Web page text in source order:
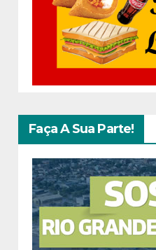
Faça A Sua Parte!